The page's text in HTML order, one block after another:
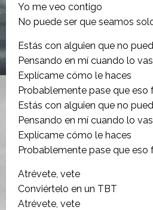
Yo me veo contigo
No puede ser que seamos
Estás con alguien que no
Pensando en mí cuando lo
Explícame cómo le haces
Probablemente pase que eso
Estás con alguien que no
Pensando en mí cuando lo
Explícame cómo le haces
Probablemente pase que eso
Atrévete, vete
Conviértelo en un TBT
Atrévete, vete